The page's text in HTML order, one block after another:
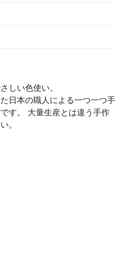
しい色使い。
日本の職人による一つ一つ手
す。 大量生産とは違う手作
。